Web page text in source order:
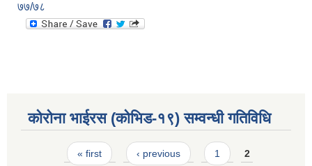
७७/७८
कोरोना भाईरस (कोभिड-१९) सम्वन्धी गतिविधि
Pages« first ‹ previous 1 2